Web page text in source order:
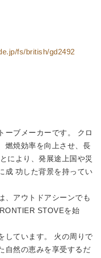
fs/british/gd2492
ーブメーカーです。 クロ
燃焼効率を向上させ、長
により、発展途上国や災
成 功した背景を持ってい
、アウトドアシーンでも
STOVEを始
しています。 火の周りで
自然の恵みを享受するだ